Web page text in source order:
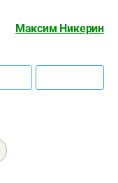
Максим Никерин